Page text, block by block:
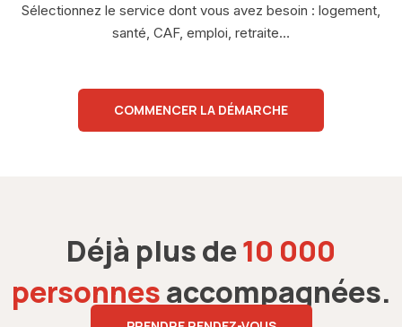
Sélectionnez le service dont vous avez besoin : logement,
santé, CAF, emploi, retraite…
COMMENCER LA DÉMARCHE
Déjà plus de10 000
personnesaccompagnées.